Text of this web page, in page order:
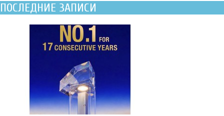
ПОСЛЕДНИЕ ЗАПИСИ